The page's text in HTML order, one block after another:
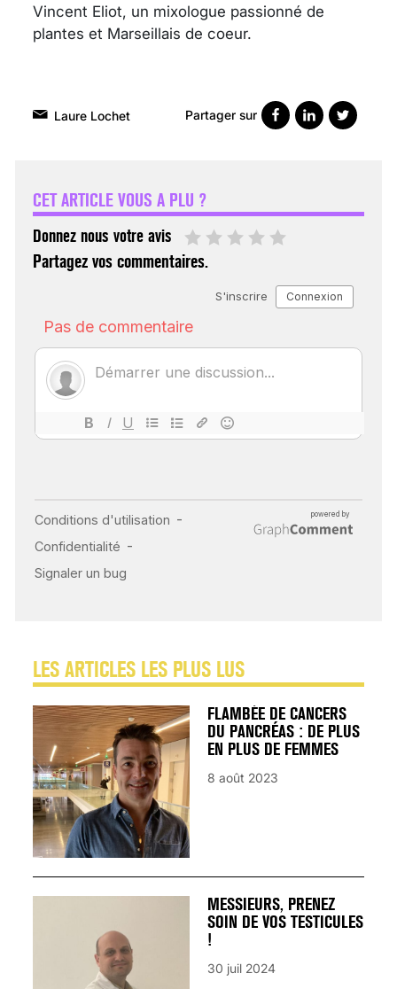
Vincent Eliot, un mixologue passionné de
plantes et Marseillais de coeur.
Laure Lochet Partager sur
CET ARTICLE VOUS A PLU ?
Donnez nous votre avis
Partagez vos commentaires.
LES ARTICLES LES PLUS LUS
ÉCHO : DES IMAGES
POUR TOUTES LES
18 juil 2022
INSUFFISANCE
CARDIAQUE : LES
FLAMBÉE DE CANCERS
DU PANCRÉAS : DE PLUS
EN PLUS DE FEMMES
8 août 2023
MESSIEURS, PRENEZ
SOIN DE VOS TESTICULES
!
30 juil 2024